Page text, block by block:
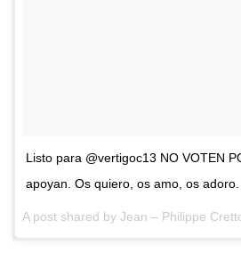
Listo para @vertigoc13 NO VOTEN
apoyan. Os quiero, os amo, os adoro.
A post shared by Jean – Philippe